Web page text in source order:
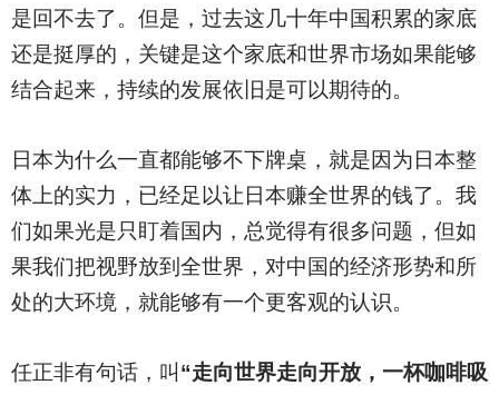
是回不去了。但是，过去这几十年中国积累的家底
还是挺厚的，关键是这个家底和世界市场如果能够
结合起来，持续的发展依旧是可以期待的。
日本为什么一直都能够不下牌桌，就是因为日本整
体上的实力，已经足以让日本赚全世界的钱了。我
们如果光是只盯着国内，总觉得有很多问题，但如
果我们把视野放到全世界，对中国的经济形势和所
处的大环境，就能够有一个更客观的认识。
任正非有句话，叫 “走向世界走向开放，一杯咖啡吸